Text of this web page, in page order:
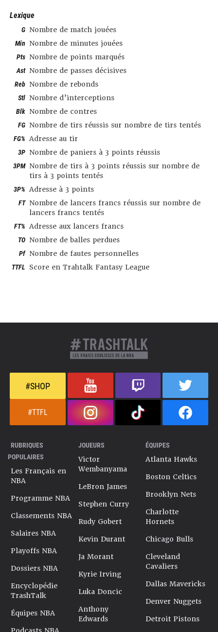
Lexique
G Nombre de match jouées
Min Nombre de minutes jouées
Pts Nombre de points marqués
Ast Nombre de passes décisives
Reb Nombre de rebonds
Stl Nombre d’interceptions
Blk Nombre de contres
FG Nombre de tirs réussis sur nombre de tirs tentés
FG% Adresse au tir
3P Nombre de paniers à 3 points réussis
3PM Nombre de tirs à 3 points réussis sur nombre de
tirs à 3 points tentés
3P% Adresse à 3 points
FT Nombre de lancers francs réussis sur nombre de
lancers francs tentés
FT% Adresse aux lancers francs
TO Nombre de balles perdues
Pf Nombre de fautes personnelles
TTFL Score en Trahtalk Fantasy League
#SHOP
#TTFL
RUBRIQUES
POPULAIRES
Les Français en
NBA
Programme NBA
Classements NBA
Salaires NBA
Playoffs NBA
Dossiers NBA
Encyclopédie
TrashTalk
Équipes NBA
JOUEURS
Victor
Wembanyama
LeBron James
Stephen Curry
Rudy Gobert
Kevin Durant
Ja Morant
Kyrie Irving
Luka Doncic
Anthony
Edwards
ÉQUIPES
Atlanta Hawks
Boston Celtics
Brooklyn Nets
Charlotte
Hornets
Chicago Bulls
Cleveland
Cavaliers
Dallas Mavericks
Denver Nuggets
Detroit Pistons